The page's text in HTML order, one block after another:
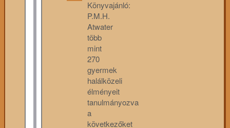
Könyvajánló:
P.M.H.
Atwater
több
mint
270
gyermek
halálközeli
élményeit
tanulmányozva
a
következőket